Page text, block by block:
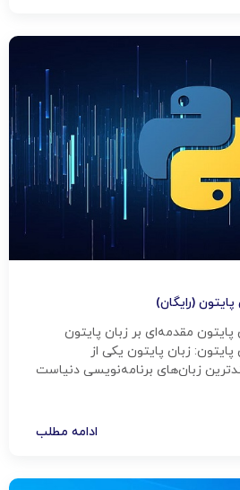
(رایگان)
مقدمه‌ای بر زبان پایتون
زبان پایتون یکی از
زبان‌های برنامه‌نویسی دنیاست
بی‌نظیرش توانسته جایگاه
پایتون حرف می‌زنند؟ در این مقاله که
ادامه مطلب